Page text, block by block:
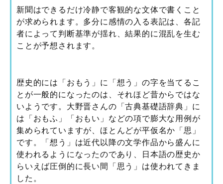
新聞はできるだけ冷静で客観的な文体で書くこと
が求められます。多分に感情の入る表記は、各記
者によって判断基準が揺れ、結果的に混乱を生む
ことが予想されます。
歴史的には「おもう」に「想う」の字を当てるこ
とが一般的になったのは、それほど昔からではな
いようです。大野晋さんの「古典基礎語辞典」に
は「おもふ」「おもい」などの項で膨大な用例が
集められていますが、ほとんどが平仮名か「思」
です。「想う」は近代以降の文学作品から盛んに
使われるようになったのであり、日本語の歴史か
らいえば圧倒的に長い間「思う」は使われてきま
した。